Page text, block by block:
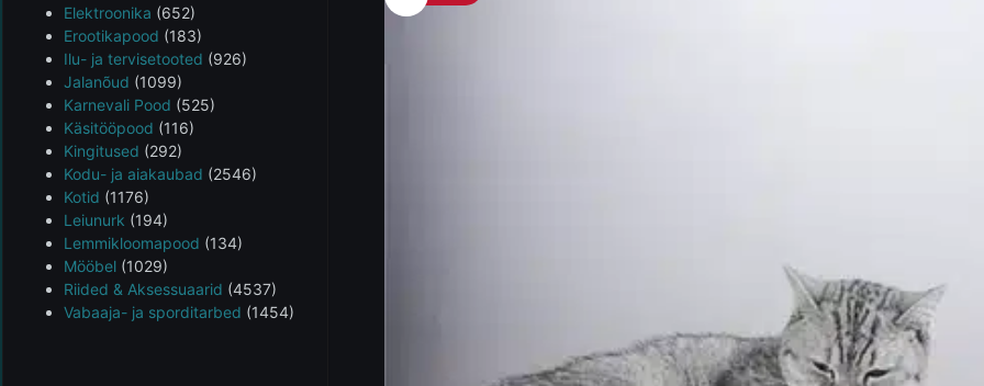
Elektroonika (652)
Erootikapood (183)
Ilu- ja tervisetooted (926)
Jalanõud (1099)
Karnevali Pood (525)
Käsitööpood (116)
Kingitused (292)
Kodu- ja aiakaubad (2546)
Kotid (1176)
Leiunurk (194)
Lemmikloomapood (134)
Mööbel (1029)
Riided & Aksessuaarid (4537)
Vabaaja- ja sporditarbed (1454)